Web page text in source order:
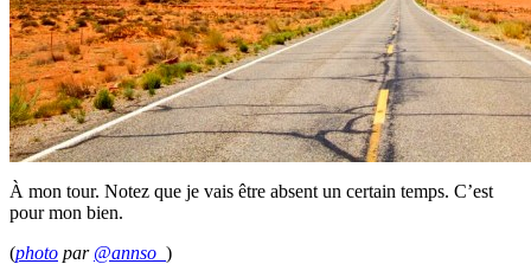
À mon tour. Notez que je vais être absent un certain temps. C’est
pour mon bien.
(photo par @annso_ )